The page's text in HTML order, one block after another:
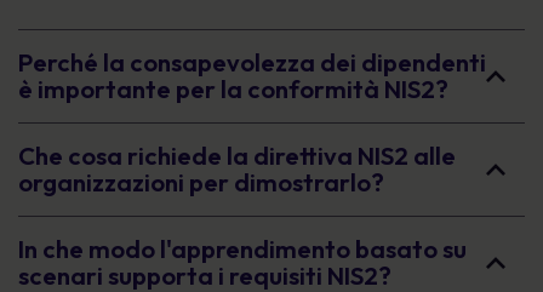
Perché la consapevolezza dei dipendenti
è importante per la conformità NIS2?
Che cosa richiede la direttiva NIS2 alle
organizzazioni per dimostrarlo?
In che modo l'apprendimento basato su
scenari supporta i requisiti NIS2?